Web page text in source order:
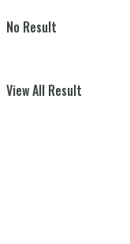
No Result
View All Result